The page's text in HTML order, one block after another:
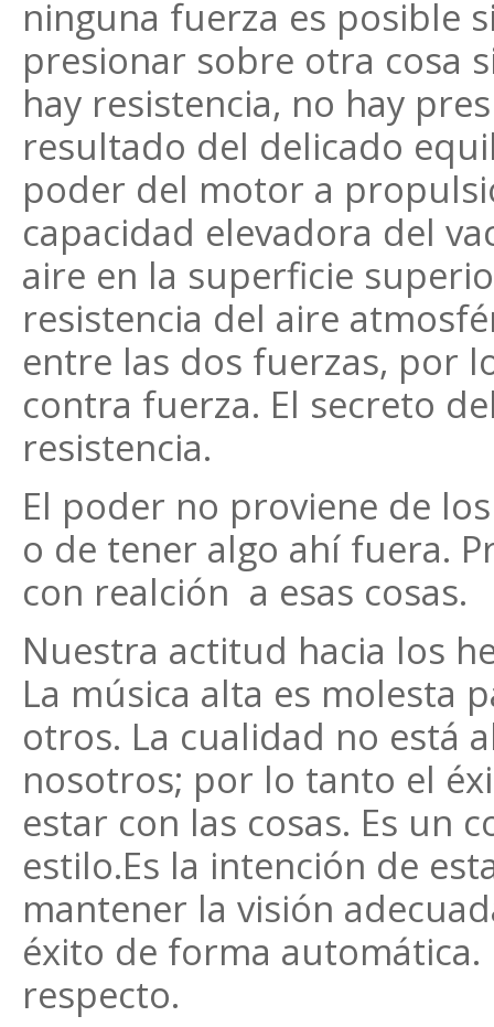
ninguna fuerza es posible
presionar sobre otra cosa
hay resistencia, no hay
resultado del delicado
poder del motor a
capacidad elevadora del
aire en la superficie
resistencia del aire
entre las dos fuerzas, por
contra fuerza. El secreto
resistencia.
El poder no proviene de
o de tener algo ahí fuera.
con realción a esas cosas.
Nuestra actitud hacia los
La música alta es molesta
otros. La cualidad no está
nosotros; por lo tanto el
estar con las cosas. Es un
estilo.Es la intención de
mantener la visión
éxito de forma
respecto.